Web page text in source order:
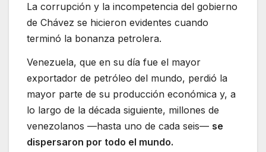
La corrupción y la incompetencia del gobierno
de Chávez se hicieron evidentes cuando
terminó la bonanza petrolera.
Venezuela, que en su día fue el mayor
exportador de petróleo del mundo, perdió la
mayor parte de su producción económica y, a
lo largo de la década siguiente, millones de
venezolanos —hasta uno de cada seis— se
dispersaron por todo el mundo.